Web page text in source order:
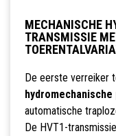
MECHANISCHE
TRANSMISSIE
De eerste verreiker
automatische
De HVT1-